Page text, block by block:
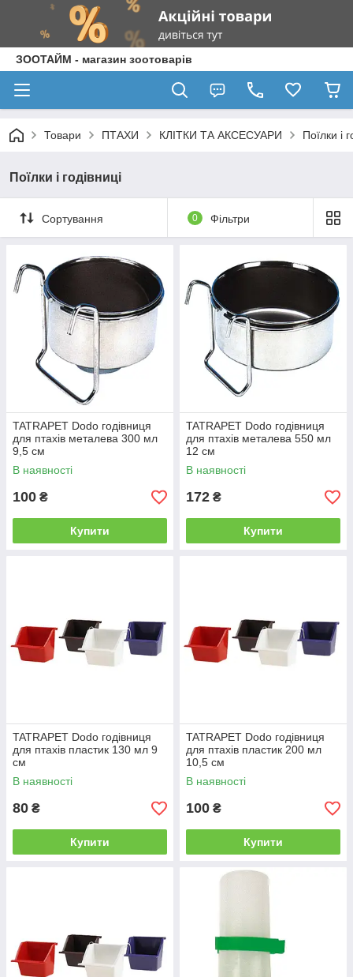
ЗООТАЙМ - магазин зоотоварів
Товари ПТАХИ КЛІТКИ ТА АКСЕСУАРИ Поїлки і
Поїлки і годівниці
Сортування 0 Фільтри
TATRAPET Dodo годівниця
для птахів металева 300 мл
9,5 см
В наявності
100 ₴
Купити
TATRAPET Dodo годівниця
для птахів металева 550 мл
12 см
В наявності
172 ₴
Купити
TATRAPET Dodo годівниця
для птахів пластик 130 мл 9
см
В наявності
80 ₴
Купити
TATRAPET Dodo годівниця
для птахів пластик 200 мл
10,5 см
В наявності
100 ₴
Купити